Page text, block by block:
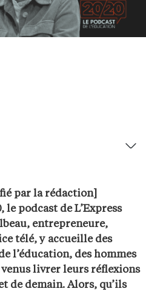
par la rédaction]
le podcast de L’Express
entrepreneure,
télé, y accueille des
l’éducation, des hommes
livrer leurs réflexions
de demain. Alors, qu’ils